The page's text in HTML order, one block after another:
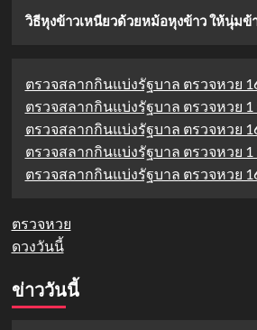
วิธีหุงข้าวเหนียวด้วยหม้อหุงข้าว ให้นุ่มข้
ตรวจสลากกินแบ่งรัฐบาล ตรวจหวย
ตรวจสลากกินแบ่งรัฐบาล ตรวจหวย
ตรวจสลากกินแบ่งรัฐบาล ตรวจหวย
ตรวจสลากกินแบ่งรัฐบาล ตรวจหวย
ตรวจสลากกินแบ่งรัฐบาล ตรวจหวย
ตรวจหวย
ดวงวันนี้
ข่าววันนี้